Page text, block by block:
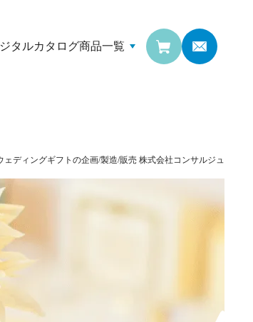
ェディングギフトの企画/製造/販売 株式会社コンサルジュ
タルカタログ商品一覧